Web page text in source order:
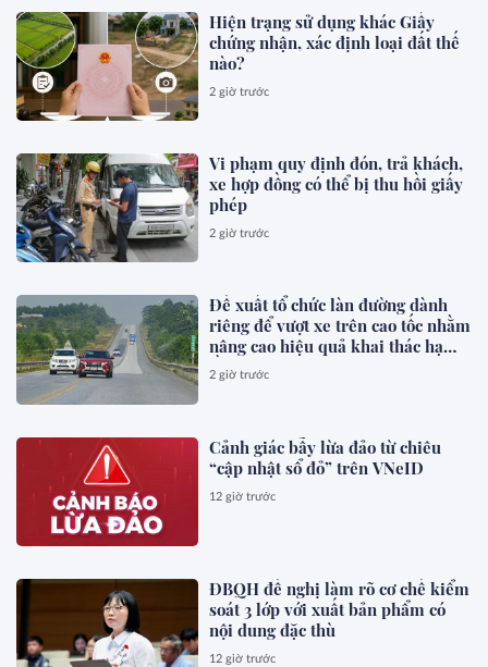
Hiện trạng sử dụng khác Giấy
chứng nhận, xác định loại đất thế
nào?
2 giờ trước
Vi phạm quy định đón, trả khách,
xe hợp đồng có thể bị thu hồi giấy
phép
2 giờ trước
Đề xuất tổ chức làn đường dành
riêng để vượt xe trên cao tốc nhằm
nâng cao hiệu quả khai thác hạ
tầng, giảm xung đột giao thông,
phòng ngừa tai nạn
2 giờ trước
Cảnh giác bẫy lừa đảo từ chiêu
“cập nhật sổ đỏ” trên VNeID
12 giờ trước
ĐBQH đề nghị làm rõ cơ chế kiểm
soát 3 lớp với xuất bản phẩm có
nội dung đặc thù
12 giờ trước